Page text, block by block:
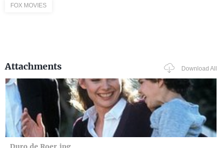
FOX MOVIES
Attachments Download All